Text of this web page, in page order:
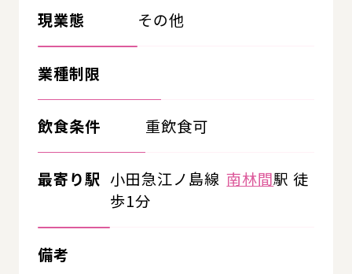
現業態 その他
業種制限
飲食条件 重飲食可
最寄り駅 小田急江ノ島線 南林間駅 徒
歩1分
備考